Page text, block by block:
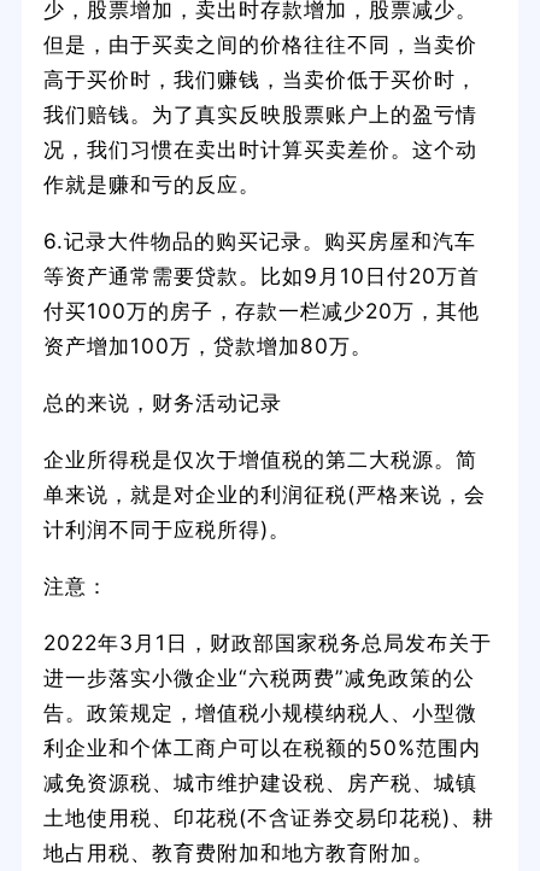
少，股票增加，卖出时存款增加，股票减少。
但是，由于买卖之间的价格往往不同，当卖价
高于买价时，我们赚钱，当卖价低于买价时，
我们赔钱。为了真实反映股票账户上的盈亏情
况，我们习惯在卖出时计算买卖差价。这个动
作就是赚和亏的反应。
6.记录大件物品的购买记录。购买房屋和汽车
等资产通常需要贷款。比如9月10日付20万首
付买100万的房子，存款一栏减少20万，其他
资产增加100万，贷款增加80万。
总的来说，财务活动记录
企业所得税是仅次于增值税的第二大税源。简
单来说，就是对企业的利润征税(严格来说，会
计利润不同于应税所得)。
注意：
2022年3月1日，财政部国家税务总局发布关于
进一步落实小微企业“六税两费”减免政策的公
告。政策规定，增值税小规模纳税人、小型微
利企业和个体工商户可以在税额的50%范围内
减免资源税、城市维护建设税、房产税、城镇
土地使用税、印花税(不含证券交易印花税)、耕
地占用税、教育费附加和地方教育附加。